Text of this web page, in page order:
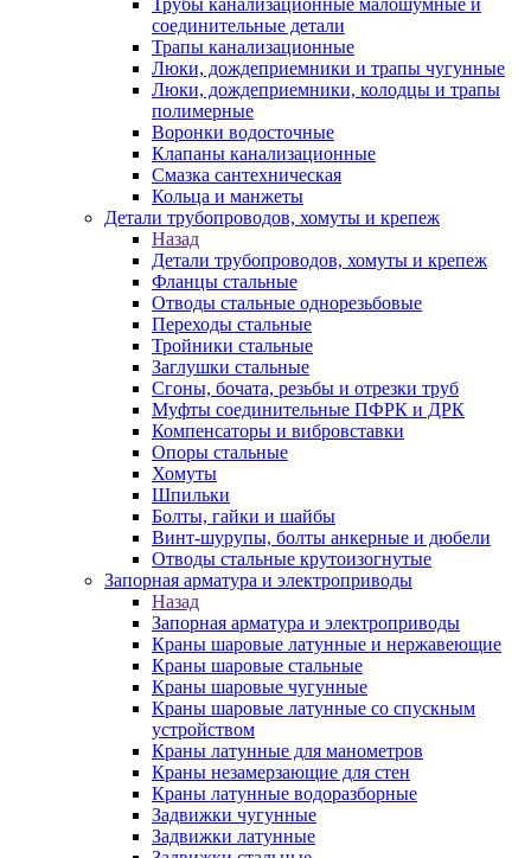
Трубы канализационные малошумные и
соединительные детали
Трапы канализационные
Люки, дождеприемники и трапы чугунные
Люки, дождеприемники, колодцы и трапы
полимерные
Воронки водосточные
Клапаны канализационные
Смазка сантехническая
Кольца и манжеты
Детали трубопроводов, хомуты и крепеж
Назад
Детали трубопроводов, хомуты и крепеж
Фланцы стальные
Отводы стальные однорезьбовые
Переходы стальные
Тройники стальные
Заглушки стальные
Сгоны, бочата, резьбы и отрезки труб
Муфты соединительные ПФРК и ДРК
Компенсаторы и вибровставки
Опоры стальные
Хомуты
Шпильки
Болты, гайки и шайбы
Винт-шурупы, болты анкерные и дюбели
Отводы стальные крутоизогнутые
Запорная арматура и электроприводы
Назад
Запорная арматура и электроприводы
Краны шаровые латунные и нержавеющие
Краны шаровые стальные
Краны шаровые чугунные
Краны шаровые латунные со спускным
устройством
Краны латунные для манометров
Краны незамерзающие для стен
Краны латунные водоразборные
Задвижки чугунные
Задвижки латунные